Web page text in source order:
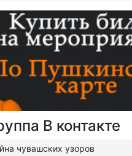
В контакте
чувашских узоров